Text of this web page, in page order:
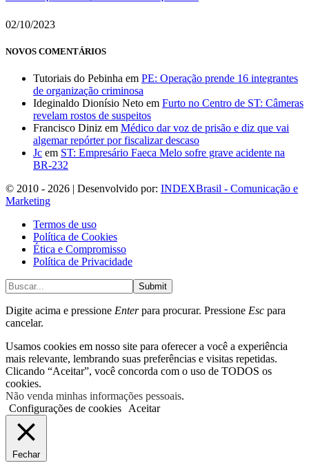
02/10/2023
NOVOS COMENTÁRIOS
Tutoriais do Pebinha em PE: Operação prende 16 integrantes
de organização criminosa
Ideginaldo Dionísio Neto em Furto no Centro de ST: Câmeras
revelam rostos de suspeitos
Francisco Diniz em Médico dar voz de prisão e diz que vai
algemar repórter por fiscalizar descaso
Jc em ST: Empresário Faeca Melo sofre grave acidente na
BR-232
© 2010 - 2026 | Desenvolvido por: INDEXBrasil - Comunicação e
Marketing
Termos de uso
Política de Cookies
Ética e Compromisso
Política de Privacidade
Submit
Digite acima e pressione Enterpara procurar. Pressione Esc para
cancelar.
Usamos cookies em nosso site para oferecer a você a experiência
mais relevante, lembrando suas preferências e visitas repetidas.
Clicando “Aceitar”, você concorda com o uso de TODOS os
cookies.
Não venda minhas informações pessoais.
Configurações de cookies
Aceitar
Fechar